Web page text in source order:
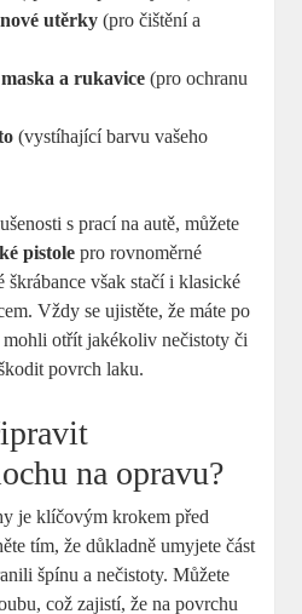
utěrky (pro čištění a
a rukavice (pro ochranu
(vystíhající barvu vašeho
s prací na autě, můžete
pistole pro rovnoměrné
škrábance však stačí i klasické
Vždy se ujistěte, že máte po
mohli otřít jakékoliv nečistoty či
povrch laku.
na opravu?
je klíčovým krokem před
tím, že důkladně umyjete část
špínu a nečistoty. Můžete
což zajistí, že na povrchu